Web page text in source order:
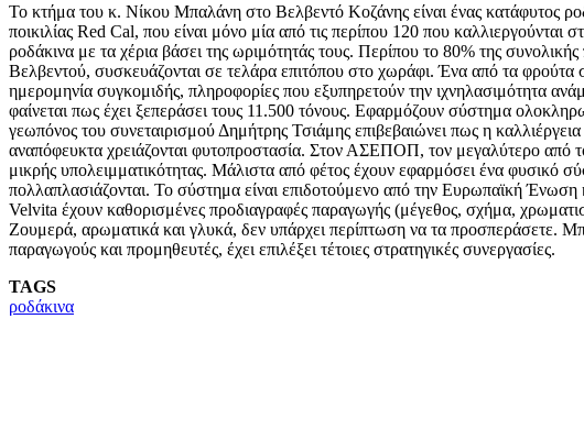
Το κτήμα του κ. Νίκου Μπαλάνη στο Βελβεντό Κοζάνης είναι ένας κατάφυτος
ποικιλίας Red Cal, που είναι μόνο μία από τις περίπου 120 που
ροδάκινα με τα χέρια βάσει της ωριμότητάς τους. Περίπου το 80% της
Βελβεντού, συσκευάζονται σε τελάρα επιτόπου στο χωράφι. Ένα από τα φρούτα
ημερομηνία συγκομιδής, πληροφορίες που εξυπηρετούν την ιχνηλασιμότητα
φαίνεται πως έχει ξεπεράσει τους 11.500 τόνους. Εφαρμόζουν σύστημα
γεωπόνος του συνεταιρισμού Δημήτρης Τσιάμης επιβεβαιώνει πως η
αναπόφευκτα χρειάζονται φυτοπροστασία. Στον ΑΣΕΠΟΠ, τον μεγαλύτερο από
μικρής υπολειμματικότητας. Μάλιστα από φέτος έχουν εφαρμόσει ένα φυσικό
πολλαπλασιάζονται. Το σύστημα είναι επιδοτούμενο από την Ευρωπαϊκή
Velvita έχουν καθορισμένες προδιαγραφές παραγωγής (μέγεθος, σχήμα,
Ζουμερά, αρωματικά και γλυκά, δεν υπάρχει περίπτωση να τα προσπεράσετε.
παραγωγούς και προμηθευτές, έχει επιλέξει τέτοιες στρατηγικές συνεργασίες.
TAGS
ροδάκινα